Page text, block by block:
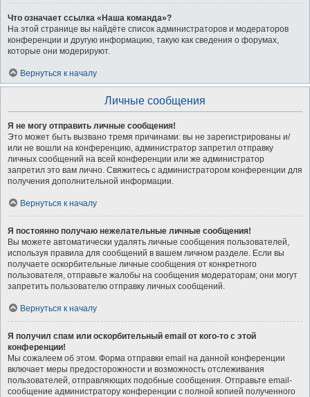
Что означает ссылка «Наша команда»?
На этой странице вы найдёте список администраторов и модераторов
конференции и другую информацию, такую как сведения о форумах,
которые они модерируют.
Вернуться к началу
Личные сообщения
Я не могу отправить личные сообщения!
Это может быть вызвано тремя причинами: вы не зарегистрированы и/
или не вошли на конференцию, администратор запретил отправку
личных сообщений на всей конференции или же администратор
запретил это вам лично. Свяжитесь с администратором конференции для
получения дополнительной информации.
Вернуться к началу
Я постоянно получаю нежелательные личные сообщения!
Вы можете автоматически удалять личные сообщения пользователей,
используя правила для сообщений в вашем личном разделе. Если вы
получаете оскорбительные личные сообщения от конкретного
пользователя, отправьте жалобы на сообщения модераторам; они могут
запретить пользователю отправку личных сообщений.
Вернуться к началу
Я получил спам или оскорбительный email от кого-то с этой
конференции!
Мы сожалеем об этом. Форма отправки email на данной конференции
включает меры предосторожности и возможность отслеживания
пользователей, отправляющих подобные сообщения. Отправьте email-
сообщение администратору конференции с полной копией полученного